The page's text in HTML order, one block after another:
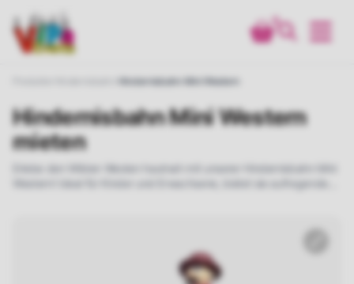
0
Hindernisbahn Mini Western
Hindernisbahn Mini Western
mieten
Erlebe den Wilden Westen hautnah mit unserer Hindernisbahn Mini
Western! Ideal für Kinder und Erwachsene, bietet sie aufregende